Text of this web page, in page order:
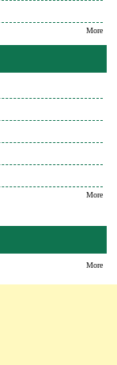
More
More
More